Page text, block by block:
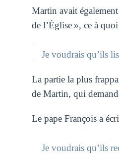
Martin avait
de l’Église », ce à
Je voudrais qu’ils
La partie la plus
de Martin, qui
Le pape François a
Je voudrais qu’ils